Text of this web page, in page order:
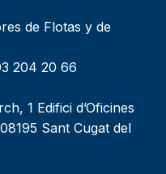
de Flotas y de
204 20 66
1 Edifici d’Oficines
Sant Cugat del